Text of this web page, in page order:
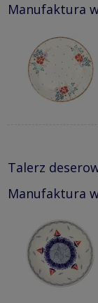
Manufaktura
Talerz
Manufaktura